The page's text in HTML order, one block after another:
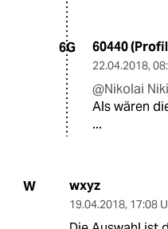
6G 60440
22.04.2018,
@Nikolai
Als wären
...
W wxyz
19.04.2018, 17:08